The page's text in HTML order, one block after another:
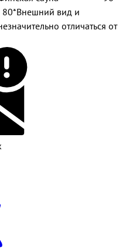
вид и
отличаться от